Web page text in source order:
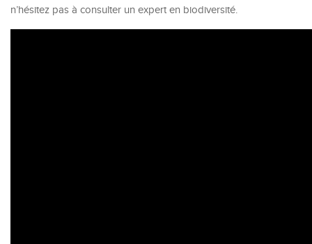
n’hésitez pas à consulter un expert en biodiversité.